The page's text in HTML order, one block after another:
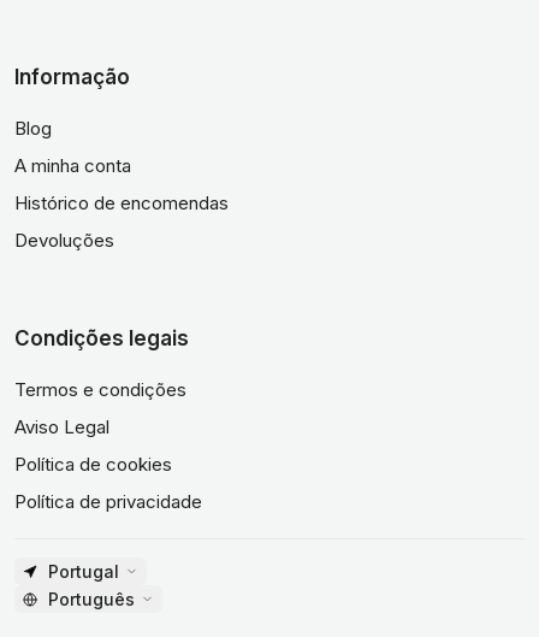
Informação
Blog
A minha conta
Histórico de encomendas
Devoluções
Condições legais
Termos e condições
Aviso Legal
Política de cookies
Política de privacidade
Portugal
Português